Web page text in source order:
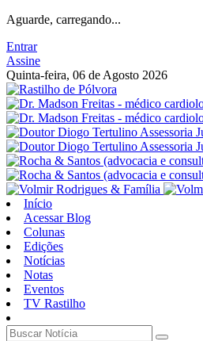
Aguarde, carregando...
Entrar
Assine
Quinta-feira, 06 de Agosto 2026
Início
Acessar Blog
Colunas
Edições
Notícias
Notas
Eventos
TV Rastilho